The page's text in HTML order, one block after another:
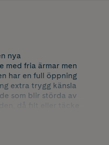
nya
med fria ärmar men
har en full öppning
extra trygg känsla
som blir störda av
då filt eller täcke